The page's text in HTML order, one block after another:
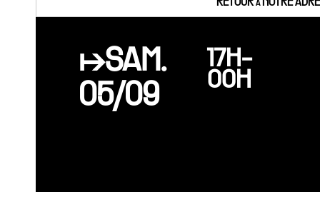
RETOUR à NOTRE
↦SAM.
05/09
17H-
00H